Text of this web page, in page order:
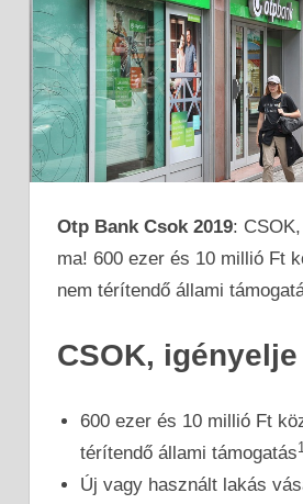
Otp Bank Csok 2019:
ma! 600 ezer és 10 millió Ft
nem térítendő állami
CSOK,
600 ezer és 10 millió Ft
térítendő állami támogatás1
Új vagy használt lakás